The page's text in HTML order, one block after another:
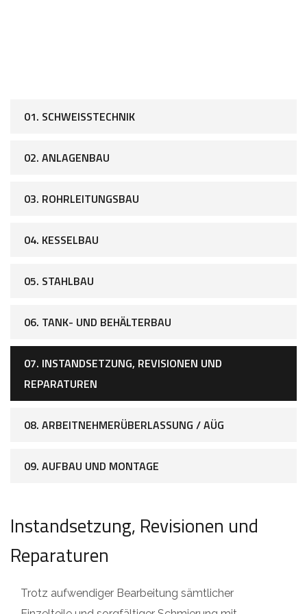
01. SCHWEISSTECHNIK
02. ANLAGENBAU
03. ROHRLEITUNGSBAU
04. KESSELBAU
05. STAHLBAU
06. TANK- UND BEHÄLTERBAU
07. INSTANDSETZUNG, REVISIONEN UND
REPARATUREN
08. ARBEITNEHMERÜBERLASSUNG / AÜG
09. AUFBAU UND MONTAGE
Instandsetzung, Revisionen und
Reparaturen
Trotz aufwendiger Bearbeitung sämtlicher